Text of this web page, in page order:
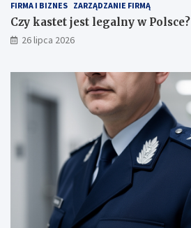
FIRMA I BIZNES ZARZĄDZANIE FIRMĄ
Czy kastet jest legalny w Polsce?
26 lipca 2026